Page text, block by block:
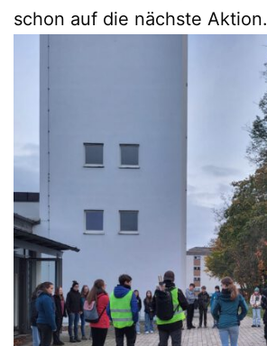
schon auf die nächste Aktion.